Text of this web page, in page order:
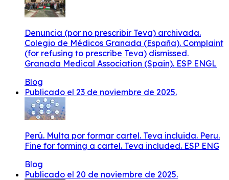
Denuncia (por no prescribir Teva) archivada.
Colegio de Médicos Granada (España). Complaint
(for refusing to prescribe Teva) dismissed.
Granada Medical Association (Spain). ESP ENGL
Blog
Publicado el 23 de noviembre de 2025.
Perú. Multa por formar cartel. Teva incluida. Peru.
Fine for forming a cartel. Teva included. ESP ENG
Blog
Publicado el 20 de noviembre de 2025.